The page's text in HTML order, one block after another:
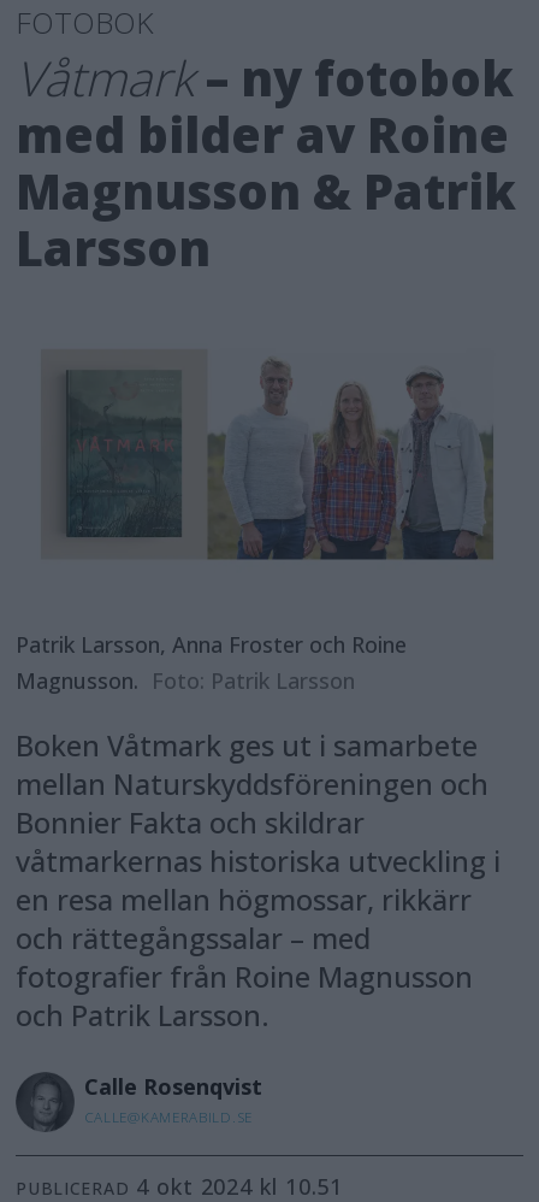
FOTOBOK
Våtmark– ny fotobok
med bilder av Roine
Magnusson & Patrik
Larsson
Patrik Larsson, Anna Froster och Roine
Magnusson. Foto: Patrik Larsson
Boken Våtmark ges ut i samarbete
mellan Naturskyddsföreningen och
Bonnier Fakta och skildrar
våtmarkernas historiska utveckling i
en resa mellan högmossar, rikkärr
och rättegångssalar – med
fotografier från Roine Magnusson
och Patrik Larsson.
Calle Rosenqvist
CALLE@KAMERABILD.SE
PUBLICERAD 4 okt 2024 kl 10.51